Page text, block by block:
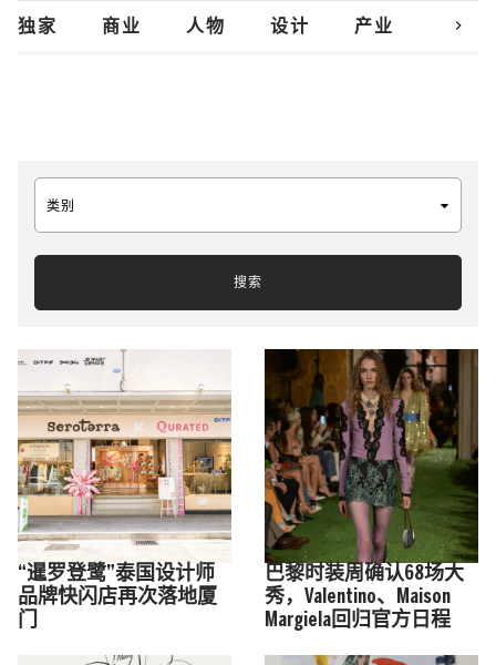
独家 商业 人物 设计 产业 创新
chevron_right
类别
搜索
“暹罗登鹭”泰国设计师
品牌快闪店再次落地厦
巴黎时装周确认68场大
秀，Valentino、Maison
Margiela回归官方日程